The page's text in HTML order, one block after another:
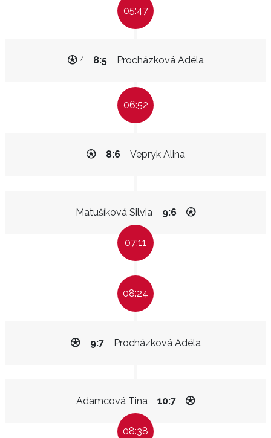
05:47
Procházková Adéla
8:5
7
06:52
Vepryk Alina
8:6
Matušíková Silvia 9:6
07:11
08:24
Procházková Adéla
9:7
Adamcová Tina 10:7
08:38